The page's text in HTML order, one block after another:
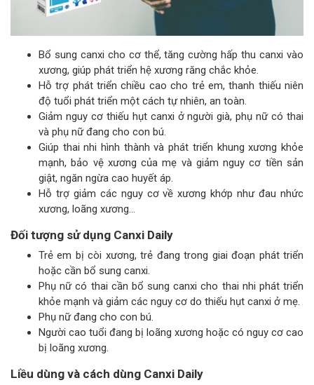
Bổ sung canxi cho cơ thể, tăng cường hấp thu canxi vào
xương, giúp phát triển hệ xương răng chắc khỏe.
Hỗ trợ phát triển chiều cao cho trẻ em, thanh thiếu niên
độ tuổi phát triển một cách tự nhiên, an toàn.
Giảm nguy cơ thiếu hụt canxi ở người già, phụ nữ có thai
và phụ nữ đang cho con bú.
Giúp thai nhi hình thành và phát triển khung xương khỏe
mạnh, bảo vệ xương của mẹ và giảm nguy cơ tiền sản
giật, ngăn ngừa cao huyết áp.
Hỗ trợ giảm các nguy cơ về xương khớp như đau nhức
xương, loãng xương…
Đối tượng sử dụng Canxi Daily
Trẻ em bị còi xương, trẻ đang trong giai đoạn phát triển
hoặc cần bổ sung canxi.
Phụ nữ có thai cần bổ sung canxi cho thai nhi phát triển
khỏe mạnh và giảm các nguy cơ do thiếu hụt canxi ở mẹ.
Phụ nữ đang cho con bú.
Người cao tuổi đang bị loãng xương hoặc có nguy cơ cao
bị loãng xương.
Liều dùng và cách dùng Canxi Daily